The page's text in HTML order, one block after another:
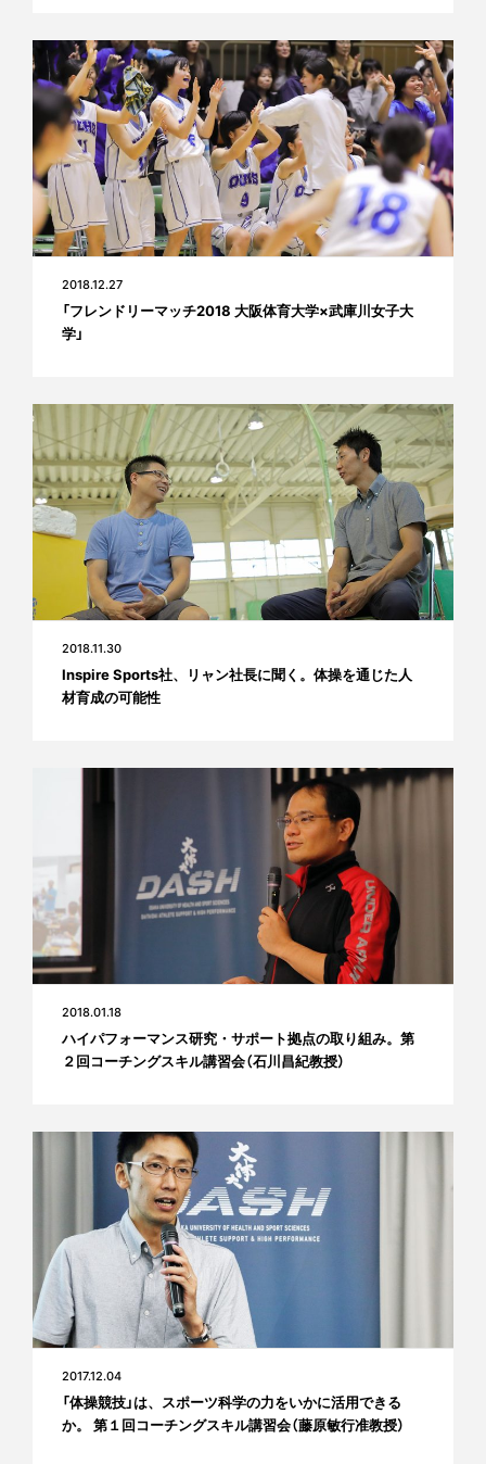
2018.12.27
「フレンドリーマッチ2018 大阪体育大学×武庫川女子大
学」
2018.11.30
Inspire Sports社、リャン社長に聞く。体操を通じた人
材育成の可能性
2018.01.18
ハイパフォーマンス研究・サポート拠点の取り組み。第
２回コーチングスキル講習会（石川昌紀教授）
2017.12.04
「体操競技」は、スポーツ科学の力をいかに活用できる
か。 第１回コーチングスキル講習会（藤原敏行准教授）